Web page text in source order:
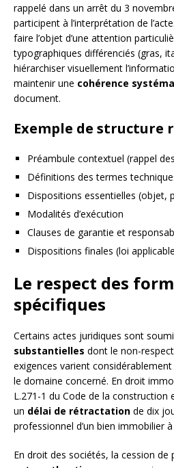
rappelé dans un arrêt du 3
participent à l’interprétation de
faire l’objet d’une attention
typographiques différenciés (gras,
hiérarchiser visuellement
maintenir une cohérence
document.
Exemple de structure
Préambule contextuel (rappel
Définitions des termes
Dispositions essentielles (objet,
Modalités d’exécution
Clauses de garantie et
Dispositions finales (loi
Le respect des
spécifiques
Certains actes juridiques sont
substantielles dont le non-
exigences varient
le domaine concerné. En droit
L.271-1 du Code de la construction
un délai de rétractation de dix
professionnel d’un bien immobilier
En droit des sociétés, la cession de